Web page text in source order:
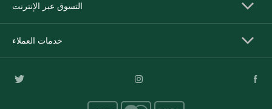
التسوق عبر الإنترنت
خدمات العملاء